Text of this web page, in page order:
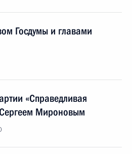
Госдумы и главами
«Справедливая
Мироновым